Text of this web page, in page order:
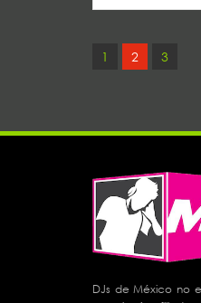
1 2 3
DJs de México no